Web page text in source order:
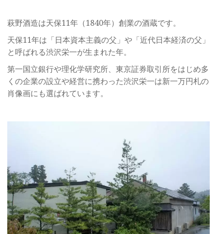
萩野酒造は天保11年（1840年）創業の酒蔵です。
天保11年は「日本資本主義の父」や「近代日本経済の父」
と呼ばれる渋沢栄一が生まれた年。
第一国立銀行や理化学研究所、東京証券取引所をはじめ多
くの企業の設立や経営に携わった渋沢栄一は新一万円札の
肖像画にも選ばれています。